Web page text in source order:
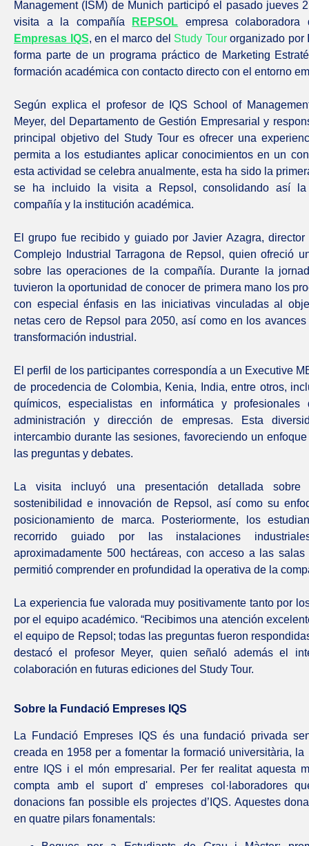
Management (ISM) de Munich participó el pasado jueves
visita a la compañía
REPSOL
empresa
Empresas IQS, en el marco del Study Tourorganizado por
forma parte de un programa práctico de Marketing
formación académica con contacto directo con el entorno
Según explica el profesor de IQS School of
Meyer, del Departamento de Gestión Empresarial y
principal objetivo del Study Tour es ofrecer una
permita a los estudiantes aplicar conocimientos en un
esta actividad se celebra anualmente, esta ha sido la
se ha incluido la visita a Repsol, consolidando así
compañía y la institución académica.
El grupo fue recibido y guiado por Javier Azagra,
Complejo Industrial Tarragona de Repsol, quien ofreció
sobre las operaciones de la compañía. Durante la
tuvieron la oportunidad de conocer de primera mano los
con especial énfasis en las iniciativas vinculadas al
netas cero de Repsol para 2050, así como en los
transformación industrial.
El perfil de los participantes correspondía a un Executive
de procedencia de Colombia, Kenia, India, entre otros,
químicos, especialistas en informática y
administración y dirección de empresas. Esta
intercambio durante las sesiones, favoreciendo un
las preguntas y debates.
La visita incluyó una presentación detallada
sostenibilidad e innovación de Repsol, así como su
posicionamiento de marca. Posteriormente, los
recorrido guiado por las instalaciones
aproximadamente 500 hectáreas, con acceso a las
permitió comprender en profundidad la operativa de la
La experiencia fue valorada muy positivamente tanto por
por el equipo académico. “Recibimos una atención
el equipo de Repsol; todas las preguntas fueron
destacó el profesor Meyer, quien señaló además el
colaboración en futuras ediciones del Study Tour.
Sobre la Fundació Empreses IQS
La Fundació Empreses IQS és una fundació privada
creada en 1958 per a fomentar la formació universitària,
entre IQS i el món empresarial. Per fer realitat aquesta
compta amb el suport d' empreses col·laboradores
donacions fan possible els projectes d’IQS. Aquestes
en quatre pilars fonamentals: